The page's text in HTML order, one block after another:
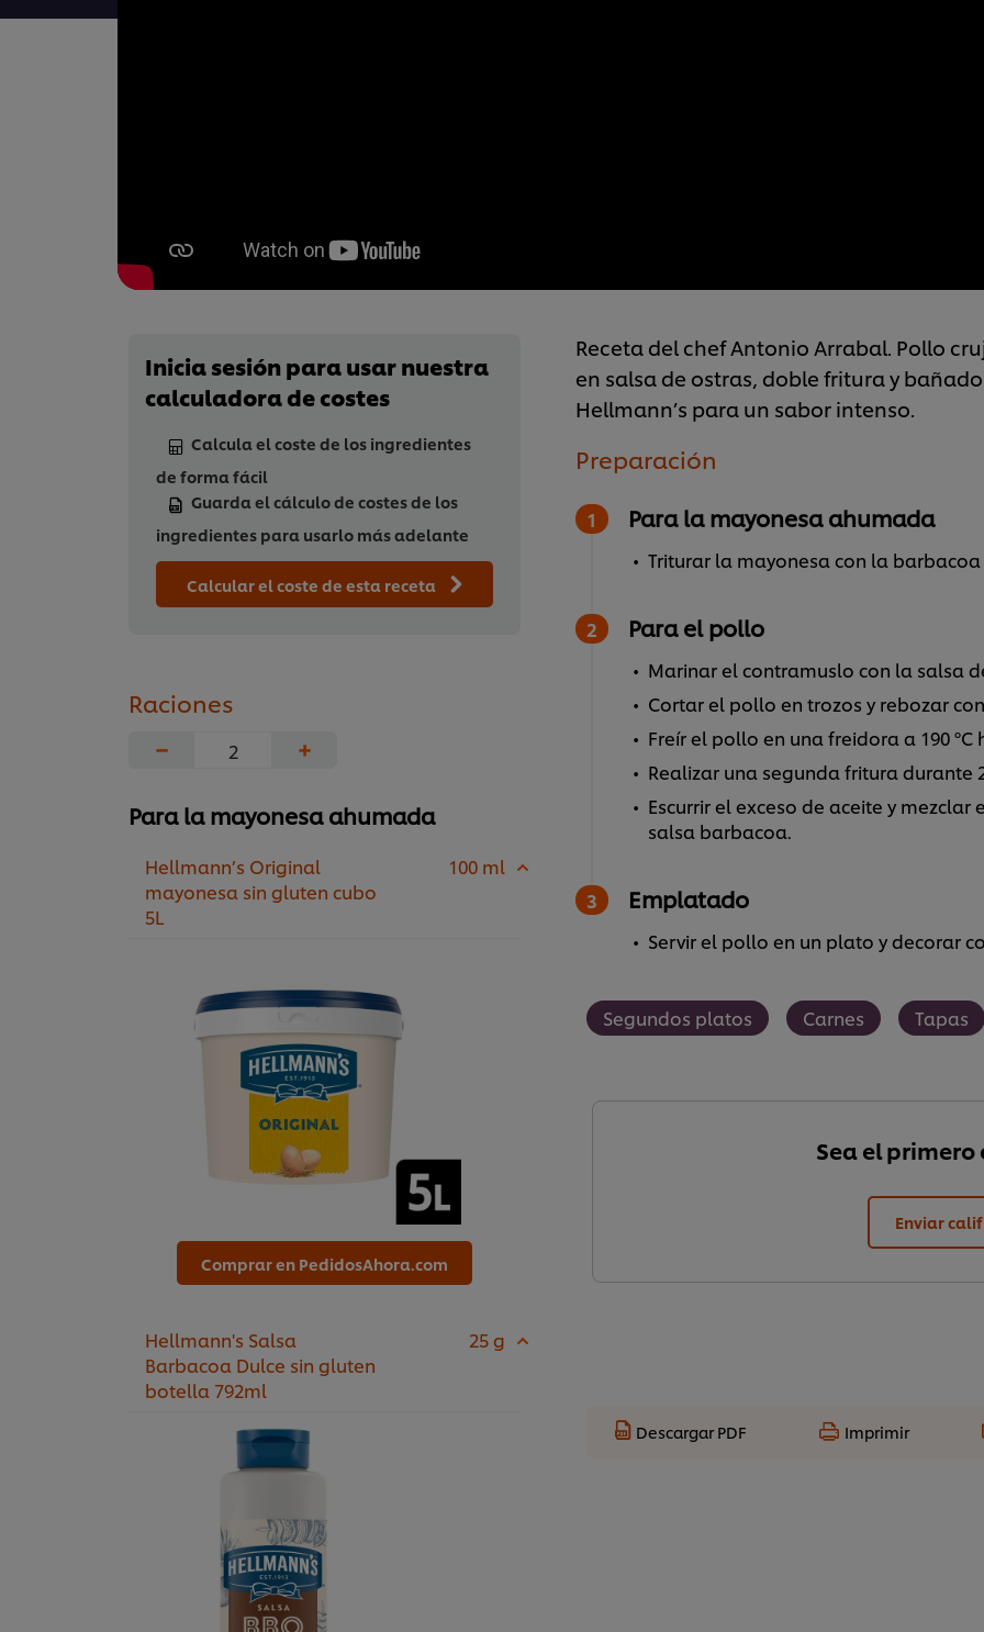
Inicia sesión para usar nuestra
calculadora de costes
Calcula el coste de los ingredientes
de forma fácil
Guarda el cálculo de costes de los
ingredientes para usarlo más adelante
Calcular el coste de esta receta
Raciones
−
+
Para la mayonesa ahumada
Hellmann’s Original
mayonesa sin gluten cubo
5L
100 ml
Comprar en PedidosAhora.com
Hellmann's Salsa
Barbacoa Dulce sin gluten
botella 792ml
25 g
Receta del chef Antonio Arrabal. Pollo
en salsa de ostras, doble fritura y
Hellmann’s para un sabor intenso.
Preparación
Para la mayonesa ahumada
Triturar la mayonesa con la barbacoa
Para el pollo
Marinar el contramuslo con la salsa
Cortar el pollo en trozos y rebozar
Freír el pollo en una freidora a 190
Realizar una segunda fritura durante
Escurrir el exceso de aceite y
salsa barbacoa.
Emplatado
Servir el pollo en un plato y decorar
Segundos platos Carnes Tapas
Sea el
Enviar
Descargar PDF Imprimir